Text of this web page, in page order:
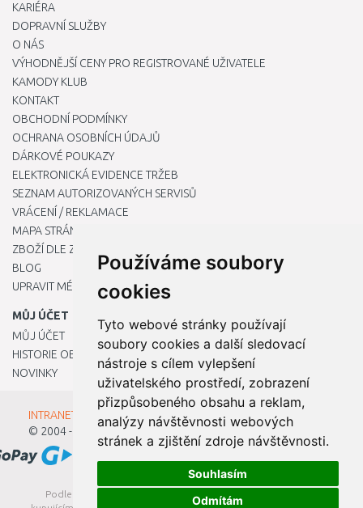
Používáme soubory
cookies
Tyto webové stránky používají
soubory cookies a další sledovací
nástroje s cílem vylepšení
uživatelského prostředí, zobrazení
přizpůsobeného obsahu a reklam,
analýzy návštěvnosti webových
stránek a zjištění zdroje návštěvnosti.
Souhlasím
Odmítám
KARIÉRA
DOPRAVNÍ SLUŽBY
O NÁS
VÝHODNĚJŠÍ CENY PRO REGISTROVANÉ UŽIVATELE
KAMODY KLUB
KONTAKT
OBCHODNÍ PODMÍNKY
OCHRANA OSOBNÍCH ÚDAJŮ
DÁRKOVÉ POUKAZY
ELEKTRONICKÁ EVIDENCE TRŽEB
SEZNAM AUTORIZOVANÝCH SERVISŮ
VRÁCENÍ / REKLAMACE
MAPA STRÁNKY
ZBOŽÍ DLE ZNAČEK
BLOG
UPRAVIT MÉ PŘEDVOLBY COOKIES
MŮJ ÚČET
MŮJ ÚČET
HISTORIE OBJEDNÁVEK
NOVINKY
INTRANET - Přihlášení pro zaměstnance
© 2004 - 2026
Kamody s.r.o.
Podle zákona o evidenci tržeb je prodávající povinen vystavit